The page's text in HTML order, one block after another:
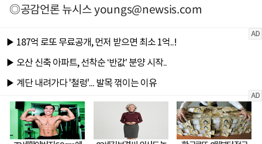
◎공감언론 뉴시스youngs@newsis.com